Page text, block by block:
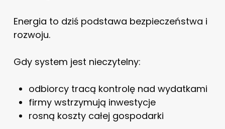
Energia to dziś podstawa bezpieczeństwa i
rozwoju.
Gdy system jest nieczytelny:
odbiorcy tracą kontrolę nad wydatkami
firmy wstrzymują inwestycje
rosną koszty całej gospodarki